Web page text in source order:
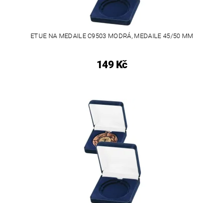
ETUE NA MEDAILE C9503 MODRÁ, MEDAILE 45/50 MM
149 Kč